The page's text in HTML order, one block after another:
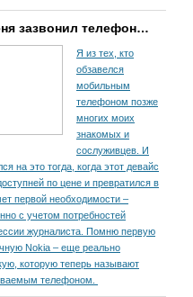
зазвонил телефон…
Я из тех, кто
обзавелся
мобильным
телефоном позже
многих моих
знакомых и
сослуживцев. И
на это тогда, когда этот девайс
по цене и превратился в
первой необходимости –
с учетом потребностей
журналиста. Помню первую
Nokia – еще реально
которую теперь называют
телефоном.